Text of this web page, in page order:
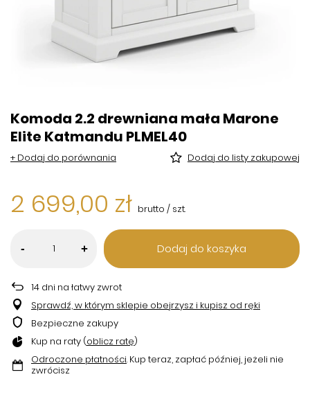
Komoda 2.2 drewniana mała Marone
Elite Katmandu PLMEL40
+ Dodaj do porównania Dodaj do listy zakupowej
2 699,00 zł brutto / szt.
- + Dodaj do koszyka
14 dni na łatwy zwrot
Sprawdź, w którym sklepie obejrzysz i kupisz od ręki
Bezpieczne zakupy
Kup na raty (oblicz ratę)
Odroczone płatności. Kup teraz, zapłać później, jeżeli nie
zwrócisz